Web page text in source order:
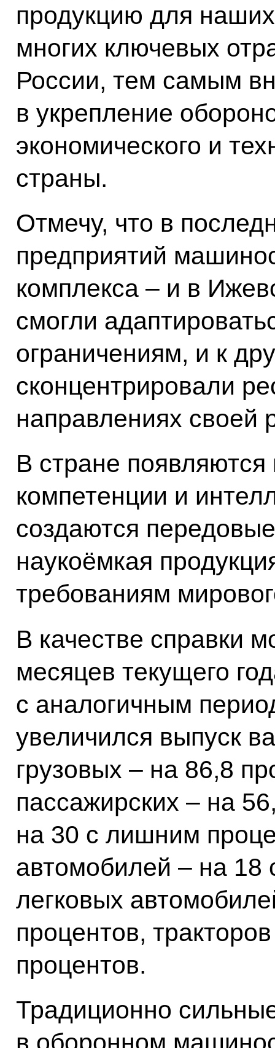
продукцию для
многих ключевых
России, тем самым
в укрепление
экономического и
страны.
Отмечу, что в
предприятий
комплекса – и в
смогли
ограничениям, и к
сконцентрировали
направлениях своей
В стране появляются
компетенции и
создаются
наукоёмкая
требованиям
В качестве справки
месяцев текущего
с аналогичным
увеличился выпуск
грузовых – на 86,8
пассажирских – на
на 30 с лишним
автомобилей – на
легковых
процентов,
процентов.
Традиционно